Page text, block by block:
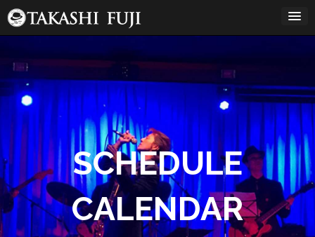
ン
テ
へ
ス
SCHEDULE
CALENDAR
12:00 AM
1:00 AM
3:00 AM
4:00 AM